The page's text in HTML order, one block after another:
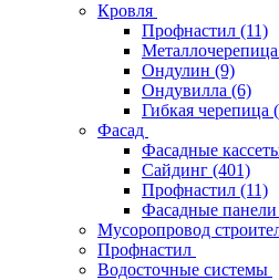
Кровля
Профнастил (11)
Металлочерепица
Ондулин (9)
Ондувилла (6)
Гибкая черепица
Фасад
Фасадные
Сайдинг (401)
Профнастил (11)
Фасадные панели
Мусоропровод
Профнастил
Водосточные системы